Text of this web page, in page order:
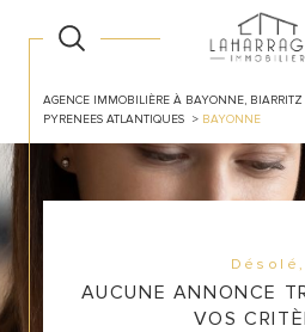
AGENCE IMMOBILIÈRE À BAYONNE, BIARRITZ
PYRENEES ATLANTIQUES
BAYONNE
Désolé,
AUCUNE ANNONCE
VOS